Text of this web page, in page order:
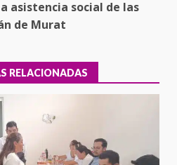
asistencia social de las
de Murat
RELACIONADAS